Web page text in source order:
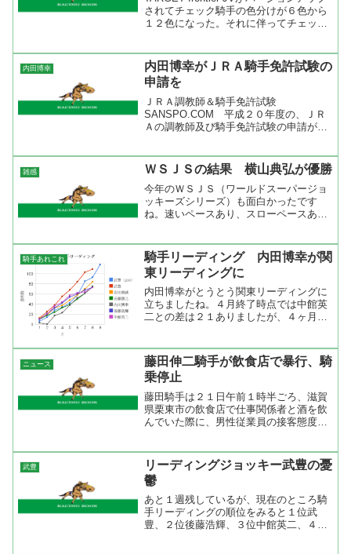
されてチェック騎手の色分けが６色から
１２色になった。それに伴ってチェック
ース馬の橋本貞男がエージェントを努め
る幸英明...
内田博幸
内田博幸がＪＲＡ騎手免許試験の
申請を
ＪＲＡ調教師＆騎手免許試験
SANSPO.COM 平成２０年度の、ＪＲ
Ａの調教師及び騎手免許試験の申請が１
１７名だった。騎手免許申請者のうち３
名は競馬学校の生徒で、残り...
雑感 ＷＳＪＳの結果 横山典弘が優勝
今年のＷＳＪＳ（ワールドスーパージョ
ッキーズシリーズ）も面白かったです
ね。速いペースあり、スローペースあり
ドルＴ２着、ゴールデンスパーＴ４着、
ゴールデンブーツＴ１着、ゴー...
騎手あれこれ
騎手リーディング 内田博幸が関
東リーディングに
内田博幸がとうとう関東リーディングに
立ちましたね。４月終了時点では中館英
二との差は２１ありましたが、４ヶ月で
しが多いけどコースに慣れてくればもっ
と勝ち星を量産するでしょ...
ニュース
藤田伸二騎手が飲食店で暴行、騎
乗停止
藤田騎手は２１日午前１時半ごろ、滋賀
県栗東市の飲食店で仕事関係者と酒を飲
んでいた際に、男性従業員の接客態度に
止められなかったのかな。従業員の態度
が悪いぐらいで殴っ...
武豊
リーディングジョッキー武豊の憂
鬱
あと１週残しているが、現在のところ騎
手リーディングの順位をみると１位武
豊、２位後藤浩輝、３位中館英二、４位